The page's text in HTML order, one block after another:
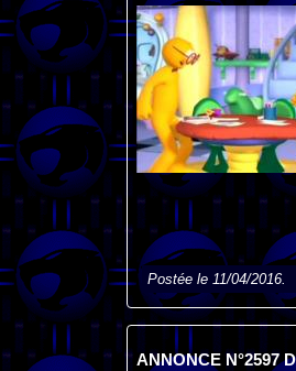
Postée le 11/04/2016.
ANNONCE N°2597